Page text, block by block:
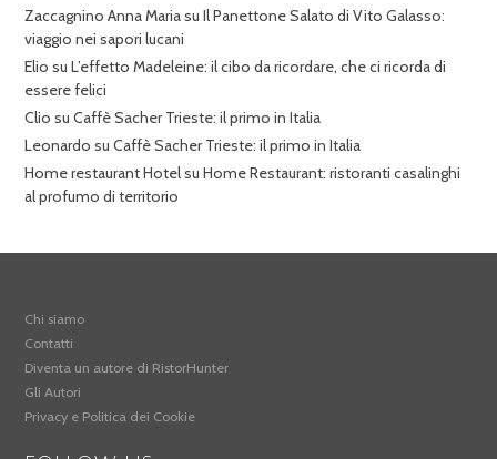
Zaccagnino Anna MariasuIl Panettone Salato di Vito Galasso:
viaggio nei sapori lucani
Elio suL’effetto Madeleine: il cibo da ricordare, che ci ricorda di
essere felici
Clio suCaffè Sacher Trieste: il primo in Italia
Leonardo suCaffè Sacher Trieste: il primo in Italia
Home restaurant HotelsuHome Restaurant: ristoranti casalinghi
al profumo di territorio
Chi siamo
Contatti
Diventa un autore di RistorHunter
Gli Autori
Privacy e Politica dei Cookie